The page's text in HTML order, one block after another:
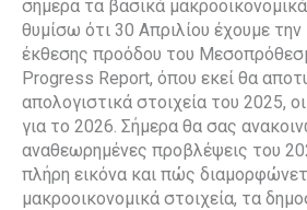
σήμερα τα βασικά
θυμίσω ότι 30 Απριλίου έχουμε
έκθεσης προόδου του
Progress Report, όπου εκεί θα
απολογιστικά στοιχεία του 2025,
για το 2026. Σήμερα θα σας
αναθεωρημένες προβλέψεις του
πλήρη εικόνα και πώς
μακροοικονομικά στοιχεία, τα